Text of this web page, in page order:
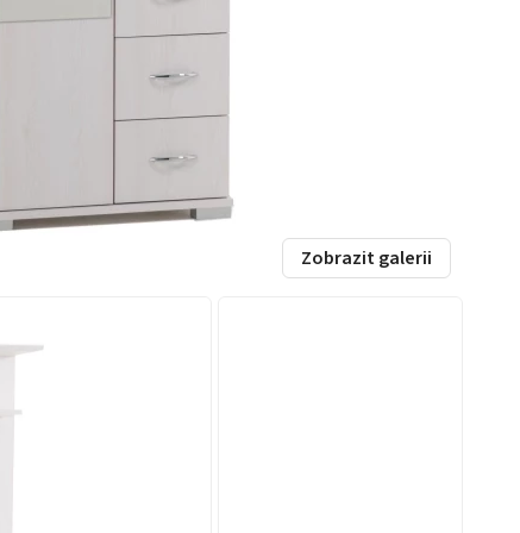
Zobrazit galerii